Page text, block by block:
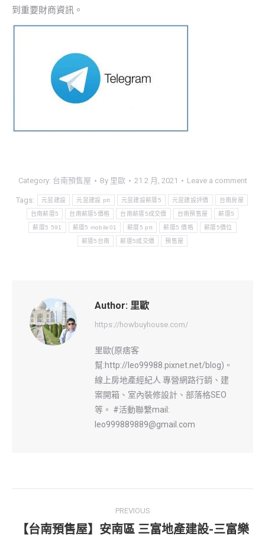
到重要財商資訊。
Category: 台南預售屋 By 里歐 21 2 月, 2021 Leave a comment
Tags: 元昱建設 元昱建設 ptt 元昱建設薪厝5 元昱建設評價 台南房屋
台南薪厝5 台南薪厝5價格 台南薪厝5成交價 台南預售屋 薪厝5
薪厝5 591 薪厝5 mobile01 薪厝5 ptt 薪厝5 價格 薪厝5價位
薪厝5台南 薪厝5成交價 預售屋
Author: 里歐
https://howbuyhouse.com/
里歐(原痞客
幫:http://leo99988.pixnet.net/blog)。
線上房地產經紀人 專營網路行銷、建
案開箱、室內裝修設計、部落格SEO
等。 #活動聯繫mail:
leo999889889@gmail.com
navigation
PREVIOUS
Previous
【台南預售屋】安南區 三富地產建設-三富樂